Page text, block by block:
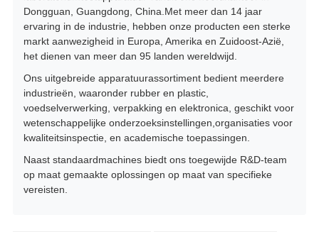
Dongguan, Guangdong, China.Met meer dan 14 jaar
ervaring in de industrie, hebben onze producten een sterke
markt aanwezigheid in Europa, Amerika en Zuidoost-Azië,
het dienen van meer dan 95 landen wereldwijd.
Ons uitgebreide apparatuurassortiment bedient meerdere
industrieën, waaronder rubber en plastic,
voedselverwerking, verpakking en elektronica, geschikt voor
wetenschappelijke onderzoeksinstellingen,organisaties voor
kwaliteitsinspectie, en academische toepassingen.
Naast standaardmachines biedt ons toegewijde R&D-team
op maat gemaakte oplossingen op maat van specifieke
vereisten.